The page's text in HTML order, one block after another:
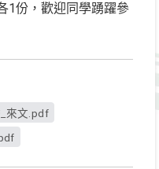
1份，歡迎同學踴躍參
來文.pdf